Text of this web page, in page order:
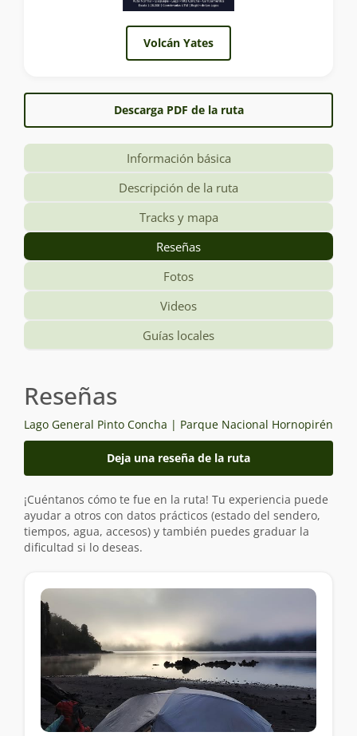
Volcán Yates
Descarga PDF de la ruta
Información básica
Descripción de la ruta
Tracks y mapa
Reseñas
Fotos
Videos
Guías locales
Reseñas
Lago General Pinto Concha | Parque Nacional Hornopirén
Deja una reseña de la ruta
¡Cuéntanos cómo te fue en la ruta! Tu experiencia puede
ayudar a otros con datos prácticos (estado del sendero,
tiempos, agua, accesos) y también puedes graduar la
dificultad si lo deseas.